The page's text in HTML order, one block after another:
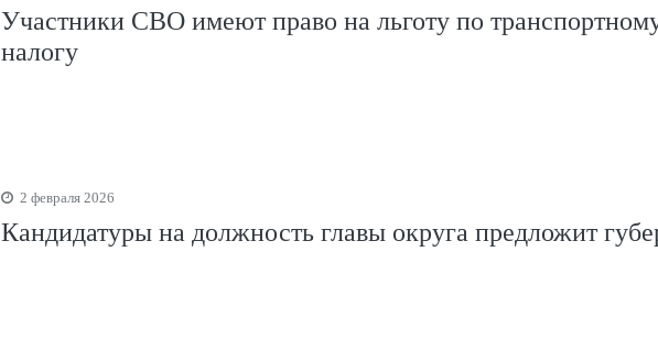
Участники СВО имеют право на льготу по
налогу
2 февраля 2026
Кандидатуры на должность главы округа предложит